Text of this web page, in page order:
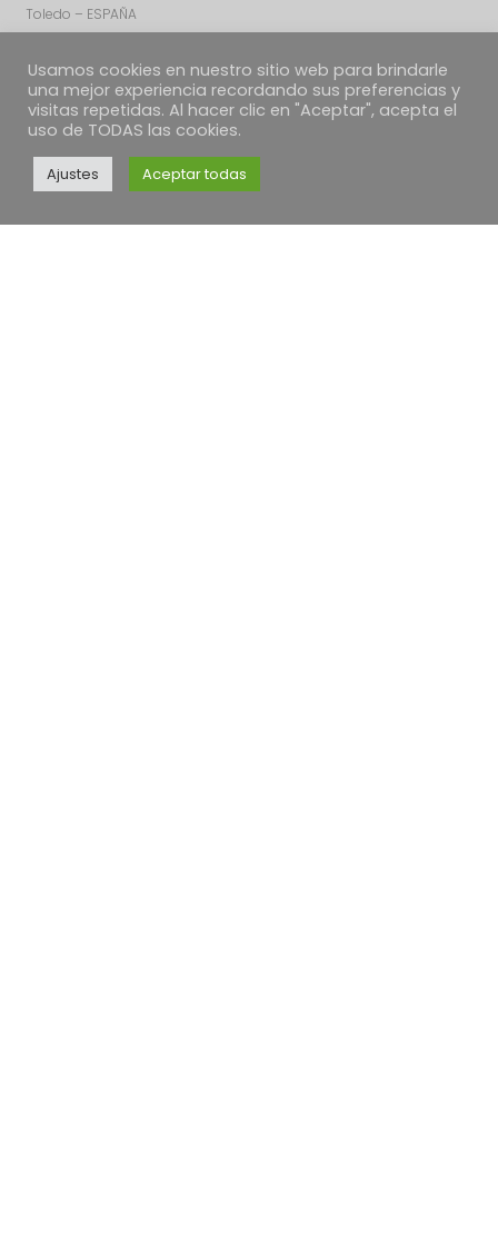
Toledo – ESPAÑA
Usamos cookies en nuestro sitio web para brindarle
una mejor experiencia recordando sus preferencias y
visitas repetidas. Al hacer clic en "Aceptar", acepta el
uso de TODAS las cookies.
Ajustes Aceptar todas